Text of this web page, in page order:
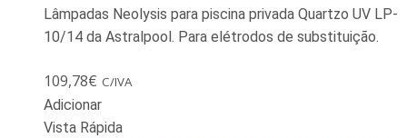
Lâmpadas Neolysis para piscina privada Quartzo UV LP-
10/14 da Astralpool. Para elétrodos de substituição.
109,78€ C/IVA
Adicionar
Vista Rápida